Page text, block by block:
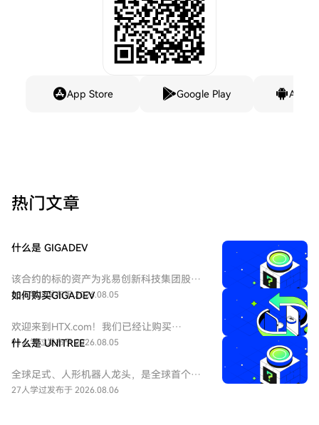
App Store Google Play
热门文章
什么是 GIGADEV
该合约的标的资产为兆易创新科技集团股份
有限公司 - H股（HKEX：3986）。兆易创新
电路的设计和研发的中国公司。
88人学过发布于 2026.08.05
如何购买GIGADEV
欢迎来到HTX.com！我们已经让购买
GIGADEC（GIGADEV）变得简单而便捷。跟
之旅。第一步：创建您的HTX账户使用您的
电子邮件、手机号码注册一个免费账户在
91人学过发布于 2026.08.05
什么是 UNITREE
全球足式、人形机器人龙头，是全球首个大
规模商业化零售高性能四足机器人的企业。
27人学过发布于 2026.08.06